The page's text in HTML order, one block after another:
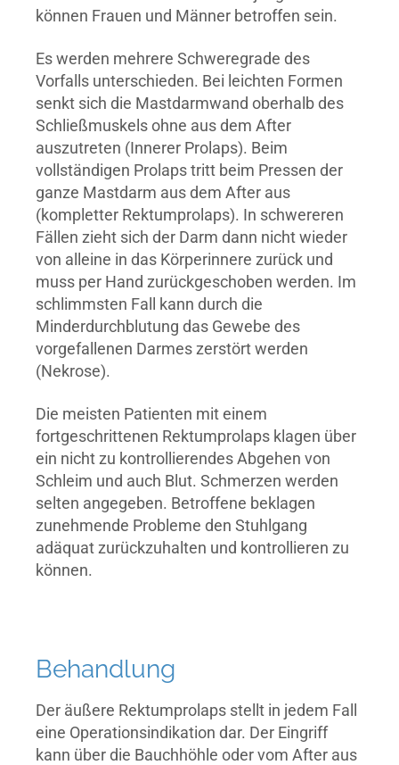
können Frauen und Männer betroffen sein.
Es werden mehrere Schweregrade des
Vorfalls unterschieden. Bei leichten Formen
senkt sich die Mastdarmwand oberhalb des
Schließmuskels ohne aus dem After
auszutreten (Innerer Prolaps). Beim
vollständigen Prolaps tritt beim Pressen der
ganze Mastdarm aus dem After aus
(kompletter Rektumprolaps). In schwereren
Fällen zieht sich der Darm dann nicht wieder
von alleine in das Körperinnere zurück und
muss per Hand zurückgeschoben werden. Im
schlimmsten Fall kann durch die
Minderdurchblutung das Gewebe des
vorgefallenen Darmes zerstört werden
(Nekrose).
Die meisten Patienten mit einem
fortgeschrittenen Rektumprolaps klagen über
ein nicht zu kontrollierendes Abgehen von
Schleim und auch Blut. Schmerzen werden
selten angegeben. Betroffene beklagen
zunehmende Probleme den Stuhlgang
adäquat zurückzuhalten und kontrollieren zu
können.
Behandlung
Der äußere Rektumprolaps stellt in jedem Fall
eine Operationsindikation dar. Der Eingriff
kann über die Bauchhöhle oder vom After aus